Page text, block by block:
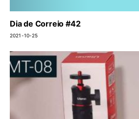
Dia de Correio #42
2021-10-25